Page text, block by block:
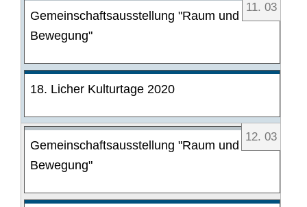
11. 03
Gemeinschaftsausstellung "Raum und
Bewegung"
18. Licher Kulturtage 2020
12. 03
Gemeinschaftsausstellung "Raum und
Bewegung"